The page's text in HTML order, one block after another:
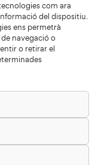
com ara
del dispositiu.
ens permetrà
navegació o
o retirar el